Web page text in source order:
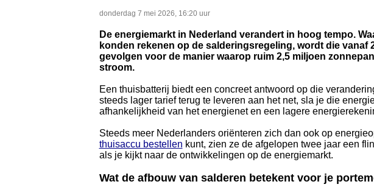
donderdag 7 mei 2026, 16:20 uur
De energiemarkt in Nederland verandert in hoog tempo.
konden rekenen op de salderingsregeling, wordt die vanaf
gevolgen voor de manier waarop ruim 2,5 miljoen
stroom.
Een thuisbatterij biedt een concreet antwoord op die
steeds lager tarief terug te leveren aan het net, sla je die
afhankelijkheid van het energienet en een lagere
Steeds meer Nederlanders oriënteren zich dan ook op
thuisaccu bestellen kunt, zien ze de afgelopen twee jaar een
als je kijkt naar de ontwikkelingen op de energiemarkt.
Wat de afbouw van salderen betekent voor je